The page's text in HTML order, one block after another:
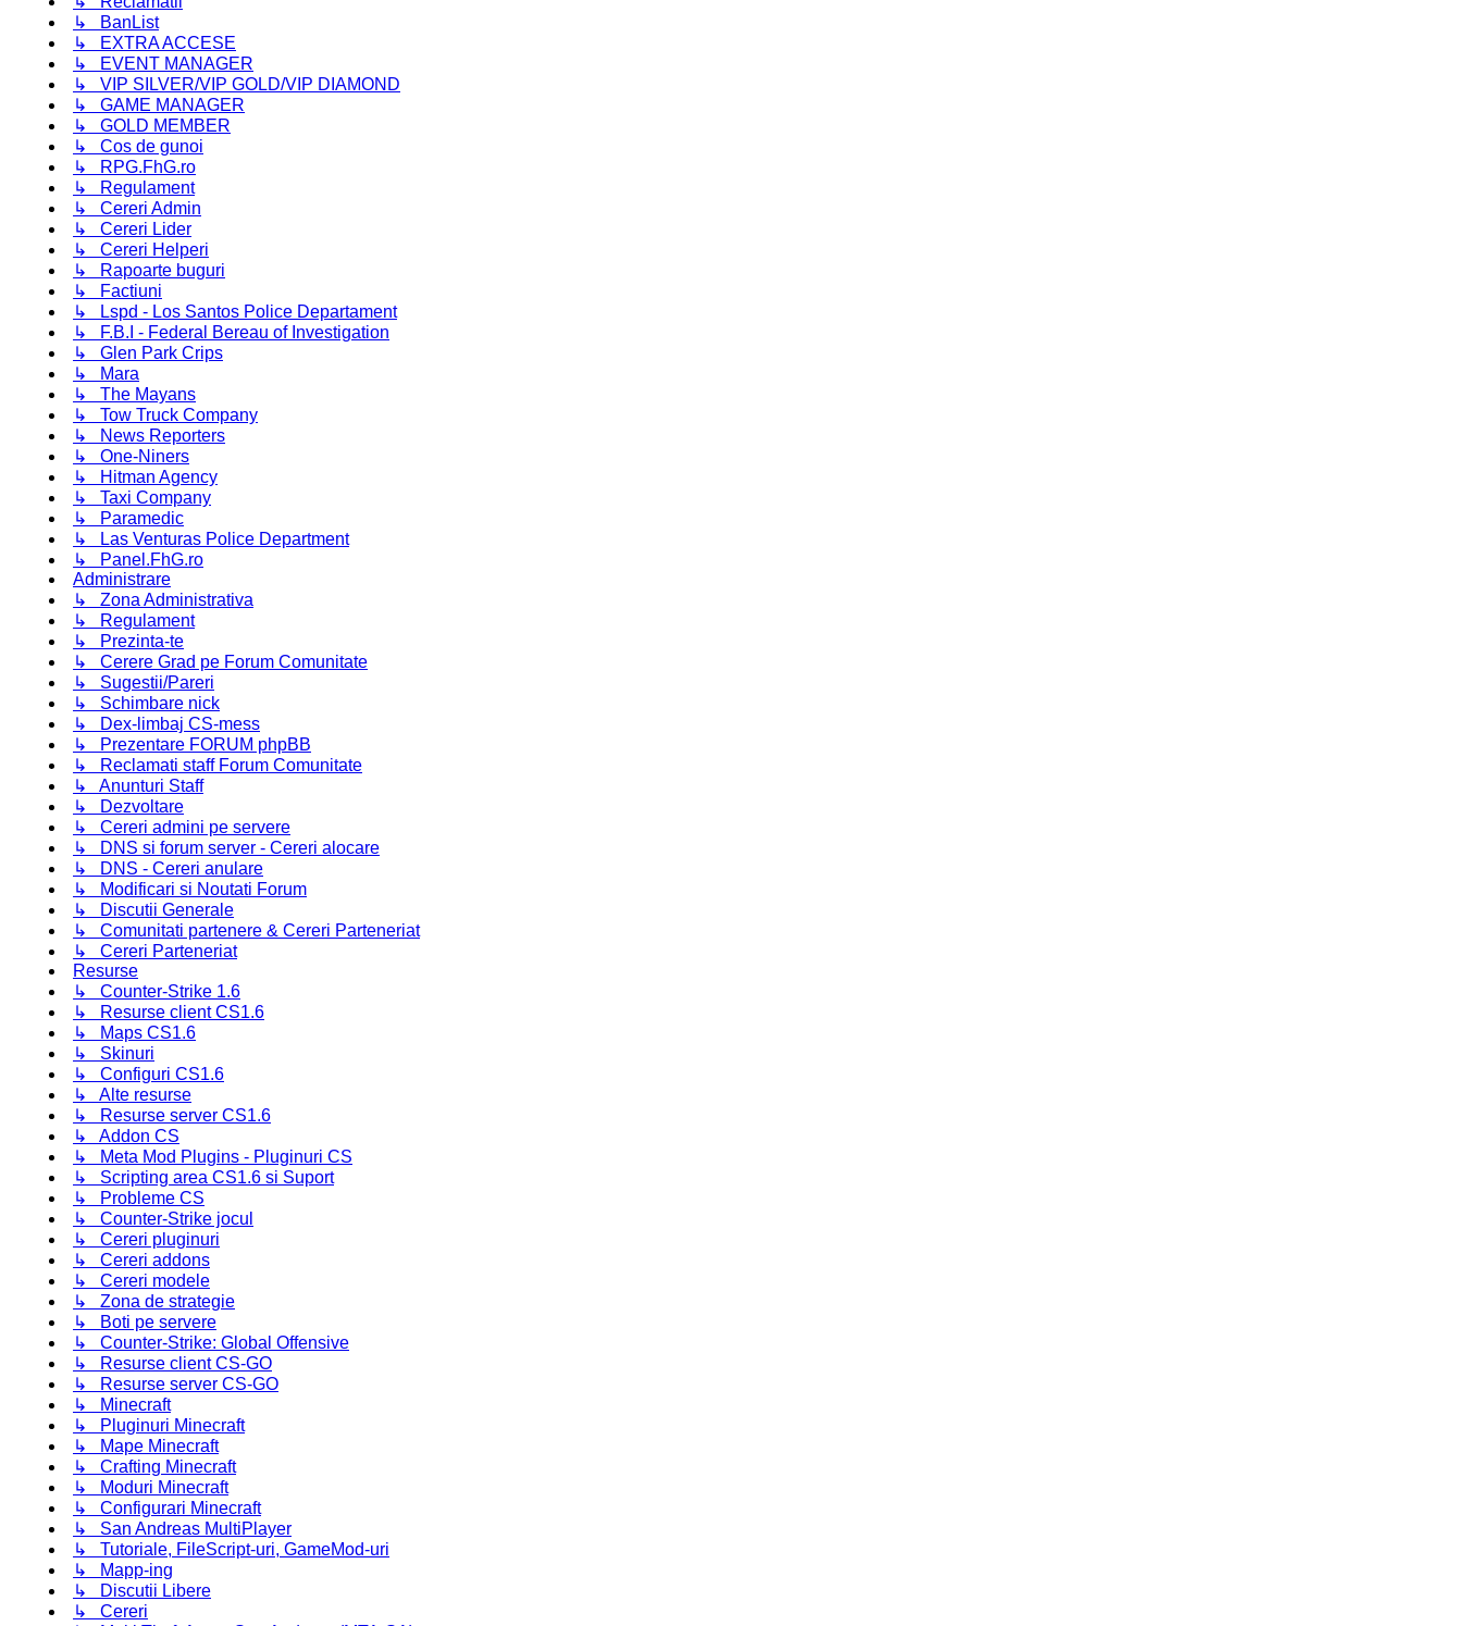
↳ BanList
↳ EXTRA ACCESE
↳ EVENT MANAGER
↳ VIP SILVER/VIP GOLD/VIP DIAMOND
↳ GAME MANAGER
↳ GOLD MEMBER
↳ Cos de gunoi
↳ RPG.FhG.ro
↳ Regulament
↳ Cereri Admin
↳ Cereri Lider
↳ Cereri Helperi
↳ Rapoarte buguri
↳ Factiuni
↳ Lspd - Los Santos Police Departament
↳ F.B.I - Federal Bereau of Investigation
↳ Glen Park Crips
↳ Mara
↳ The Mayans
↳ Tow Truck Company
↳ News Reporters
↳ One-Niners
↳ Hitman Agency
↳ Taxi Company
↳ Paramedic
↳ Las Venturas Police Department
↳ Panel.FhG.ro
Administrare
↳ Zona Administrativa
↳ Regulament
↳ Prezinta-te
↳ Cerere Grad pe Forum Comunitate
↳ Sugestii/Pareri
↳ Schimbare nick
↳ Dex-limbaj CS-mess
↳ Prezentare FORUM phpBB
↳ Reclamati staff Forum Comunitate
↳ Anunturi Staff
↳ Dezvoltare
↳ Cereri admini pe servere
↳ DNS si forum server - Cereri alocare
↳ DNS - Cereri anulare
↳ Modificari si Noutati Forum
↳ Discutii Generale
↳ Comunitati partenere & Cereri Parteneriat
↳ Cereri Parteneriat
Resurse
↳ Counter-Strike 1.6
↳ Resurse client CS1.6
↳ Maps CS1.6
↳ Skinuri
↳ Configuri CS1.6
↳ Alte resurse
↳ Resurse server CS1.6
↳ Addon CS
↳ Meta Mod Plugins - Pluginuri CS
↳ Scripting area CS1.6 si Suport
↳ Probleme CS
↳ Counter-Strike jocul
↳ Cereri pluginuri
↳ Cereri addons
↳ Cereri modele
↳ Zona de strategie
↳ Boti pe servere
↳ Counter-Strike: Global Offensive
↳ Resurse client CS-GO
↳ Resurse server CS-GO
↳ Minecraft
↳ Pluginuri Minecraft
↳ Mape Minecraft
↳ Crafting Minecraft
↳ Moduri Minecraft
↳ Configurari Minecraft
↳ San Andreas MultiPlayer
↳ Tutoriale, FileScript-uri, GameMod-uri
↳ Mapp-ing
↳ Discutii Libere
↳ Cereri